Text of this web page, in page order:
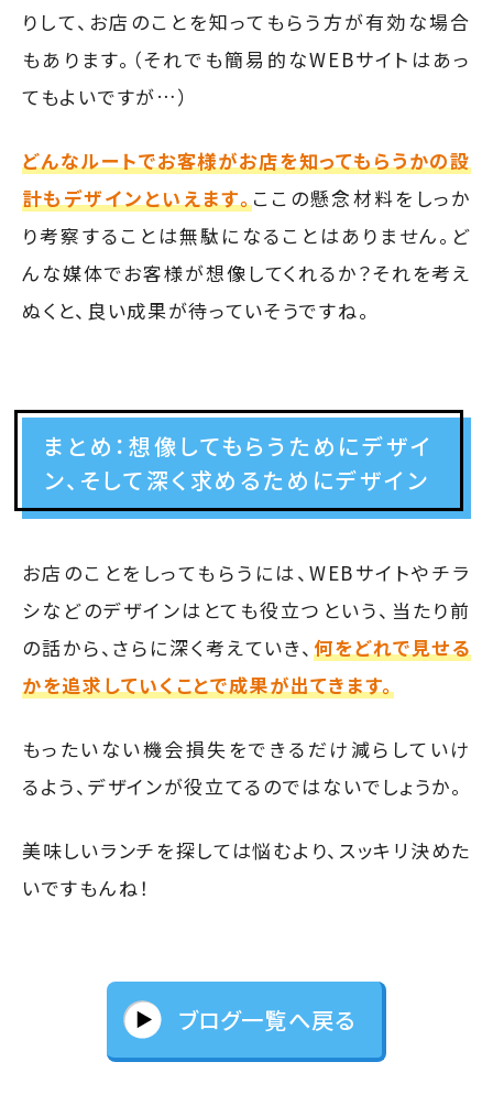
りして、お店のことを知ってもらう方が有効な場合
もあります。（それでも簡易的なWEBサイトはあっ
てもよいですが…）
どんなルートでお客様がお店を知ってもらうかの設
計もデザインといえます。ここの懸念材料をしっか
り考察することは無駄になることはありません。ど
んな媒体でお客様が想像してくれるか？それを考え
ぬくと、良い成果が待っていそうですね。
まとめ：想像してもらうためにデザイ
ン、そして深く求めるためにデザイン
お店のことをしってもらうには、WEBサイトやチラ
シなどのデザインはとても役立つという、当たり前
の話から、さらに深く考えていき、何をどれで見せる
かを追求していくことで成果が出てきます。
もったいない機会損失をできるだけ減らしていけ
るよう、デザインが役立てるのではないでしょうか。
美味しいランチを探しては悩むより、スッキリ決めた
いですもんね！
ブログ一覧へ戻る